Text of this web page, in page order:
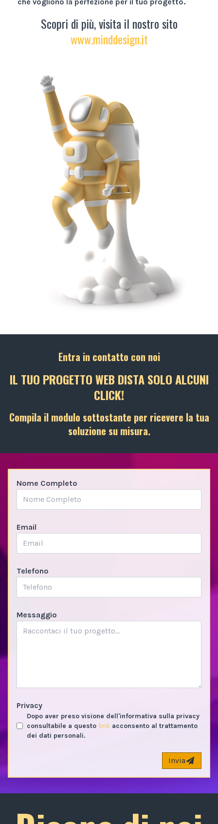
Scopri di più, visita il nostro sito
www.minddesign.it
Entra in contatto con noi
IL TUO PROGETTO WEB DISTA SOLO ALCUNI
CLICK!
Compila il modulo sottostante per ricevere la tua
soluzione su misura.
Nome Completo
Email
Telefono
Messaggio
Privacy
Dopo aver preso visione dell'informativa sulla privacy
consultabile a questo link acconsento al trattamento
dei dati personali.
Invia